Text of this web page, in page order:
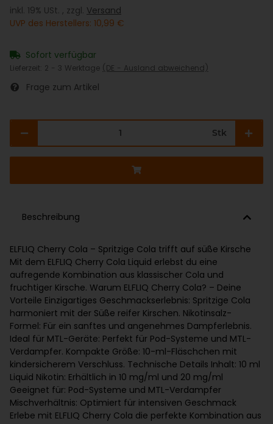
inkl. 19% USt. , zzgl. Versand
UVP des Herstellers: 10,99 €
Sofort verfügbar
Lieferzeit: 2 - 3 Werktage (DE - Ausland abweichend)
Frage zum Artikel
Stk
Beschreibung
ELFLIQ Cherry Cola – Spritzige Cola trifft auf süße Kirsche
Mit dem ELFLIQ Cherry Cola Liquid erlebst du eine
aufregende Kombination aus klassischer Cola und
fruchtiger Kirsche. Warum ELFLIQ Cherry Cola? – Deine
Vorteile Einzigartiges Geschmackserlebnis: Spritzige Cola
harmoniert mit der Süße reifer Kirschen. Nikotinsalz-
Formel: Für ein sanftes und angenehmes Dampferlebnis.
Ideal für MTL-Geräte: Perfekt für Pod-Systeme und MTL-
Verdampfer. Kompakte Größe: 10-ml-Fläschchen mit
kindersicherem Verschluss. Technische Details Inhalt: 10 ml
Liquid Nikotin: Erhältlich in 10 mg/ml und 20 mg/ml
Geeignet für: Pod-Systeme und MTL-Verdampfer
Mischverhältnis: Optimiert für intensiven Geschmack
Erlebe mit ELFLIQ Cherry Cola die perfekte Kombination aus